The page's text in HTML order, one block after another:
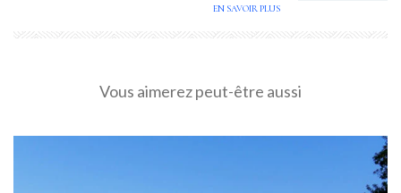
EN SAVOIR PLUS
Vous aimerez peut-être aussi